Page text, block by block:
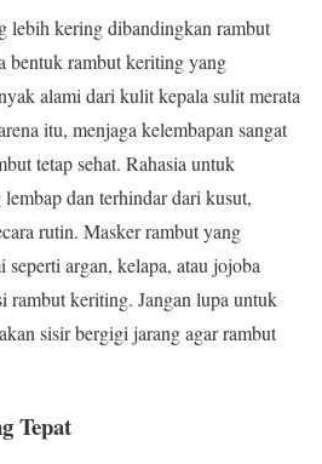
lebih kering dibandingkan rambut
bentuk rambut keriting yang
alami dari kulit kepala sulit merata
itu, menjaga kelembapan sangat
tetap sehat. Rahasia untuk
dan terhindar dari kusut,
rutin. Masker rambut yang
argan, kelapa, atau jojoba
rambut keriting. Jangan lupa untuk
sisir bergigi jarang agar rambut
Tepat